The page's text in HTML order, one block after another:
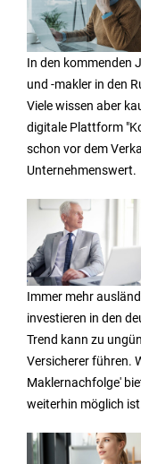
In den kommenden
und -makler in den
Viele wissen aber
digitale Plattform
schon vor dem
Unternehmenswert.
Immer mehr
investieren in den
Trend kann zu
Versicherer führen.
Maklernachfolge'
weiterhin möglich